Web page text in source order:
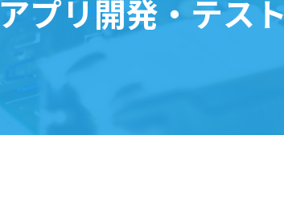
アプリ開発・テスト